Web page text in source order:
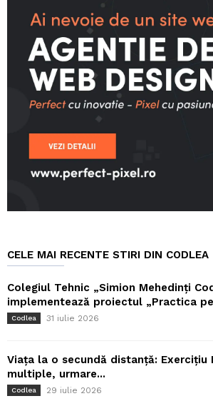
CELE MAI RECENTE STIRI DIN CODLEA
Colegiul Tehnic „Simion Mehedinți
implementează proiectul „Practica
Codlea 31 iulie 2026
Viața la o secundă distanță: Exercițiu
multiple, urmare...
Codlea 29 iulie 2026